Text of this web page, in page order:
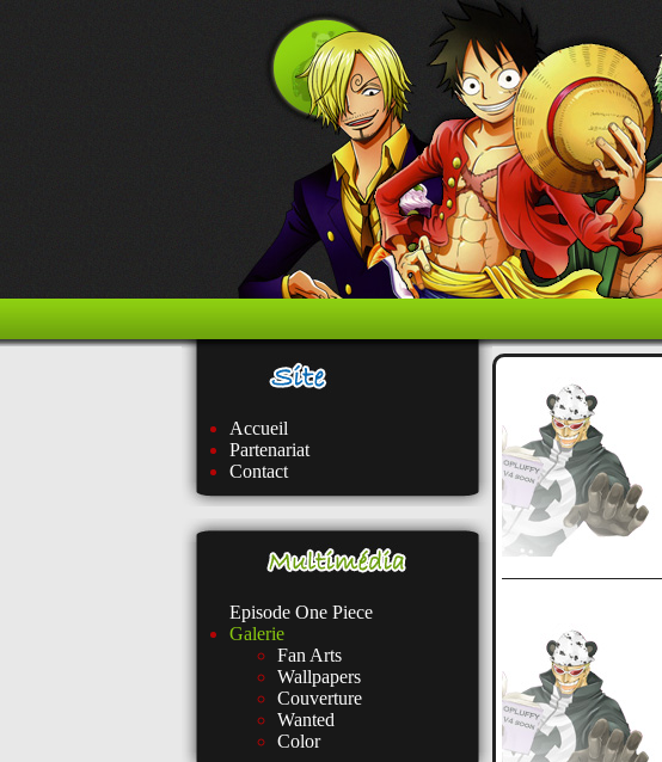
Accueil
Partenariat
Contact
Episode One Piece
Galerie
Fan Arts
Wallpapers
Couverture
Wanted
Color